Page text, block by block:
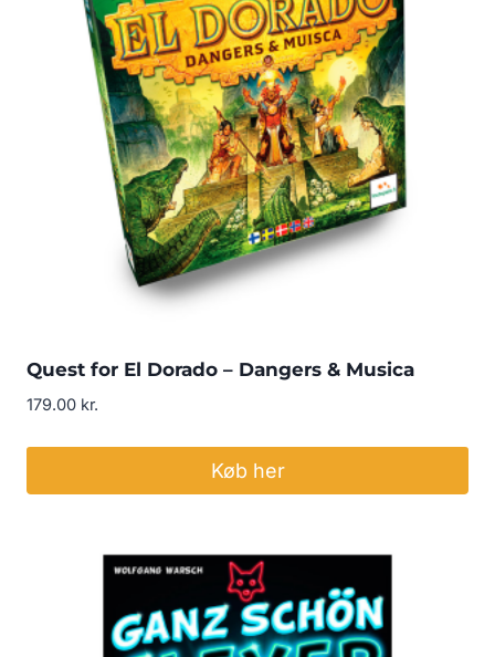
Quest for El Dorado – Dangers & Musica
179.00 kr.
Køb her